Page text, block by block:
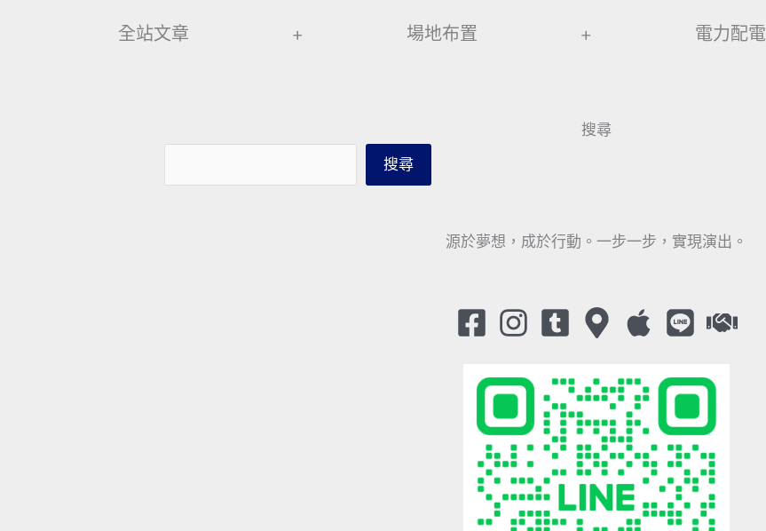
全站文章 + 場地布置 + 電力配電
搜尋
搜尋
源於夢想，成於行動。一步一步，實現演出。